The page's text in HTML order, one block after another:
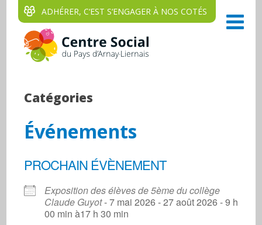
ADHÉRER, C‘EST S‘ENGAGER À NOS COTÉS
Catégories
Événements
PROCHAIN ÉVÈNEMENT
Exposition des élèves de 5ème du collège
Claude Guyot- 7 mai 2026 - 27 août 2026 - 9 h
00 min à17 h 30 min